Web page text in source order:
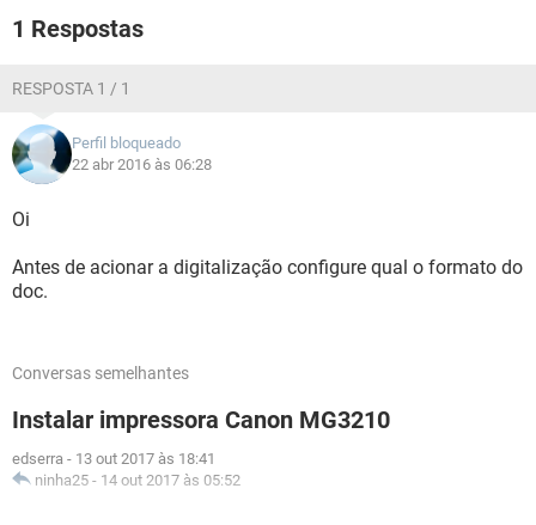
1 Respostas
RESPOSTA 1 / 1
Perfil bloqueado
22 abr 2016 às 06:28
Oi
Antes de acionar a digitalização configure qual o formato do
doc.
Conversas semelhantes
Instalar impressora Canon MG3210
edserra - 13 out 2017 às 18:41
ninha25 - 14 out 2017 às 05:52